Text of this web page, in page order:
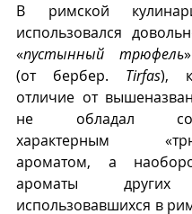
В римской
использовался
«пустынный трюфель
(от бербер. Tirfas),
отличие от
не обладал
характерным
ароматом, а
ароматы других
использовавшихся в